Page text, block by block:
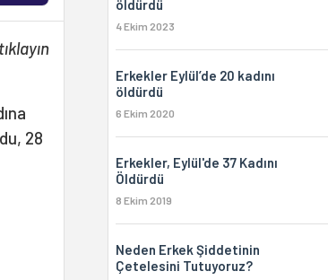
28
öldürdü
4 Ekim 2023
Erkekler Eylül’de 20 kadını
öldürdü
6 Ekim 2020
Erkekler, Eylül'de 37 Kadını
Öldürdü
8 Ekim 2019
Neden Erkek Şiddetinin
Çetelesini Tutuyoruz?